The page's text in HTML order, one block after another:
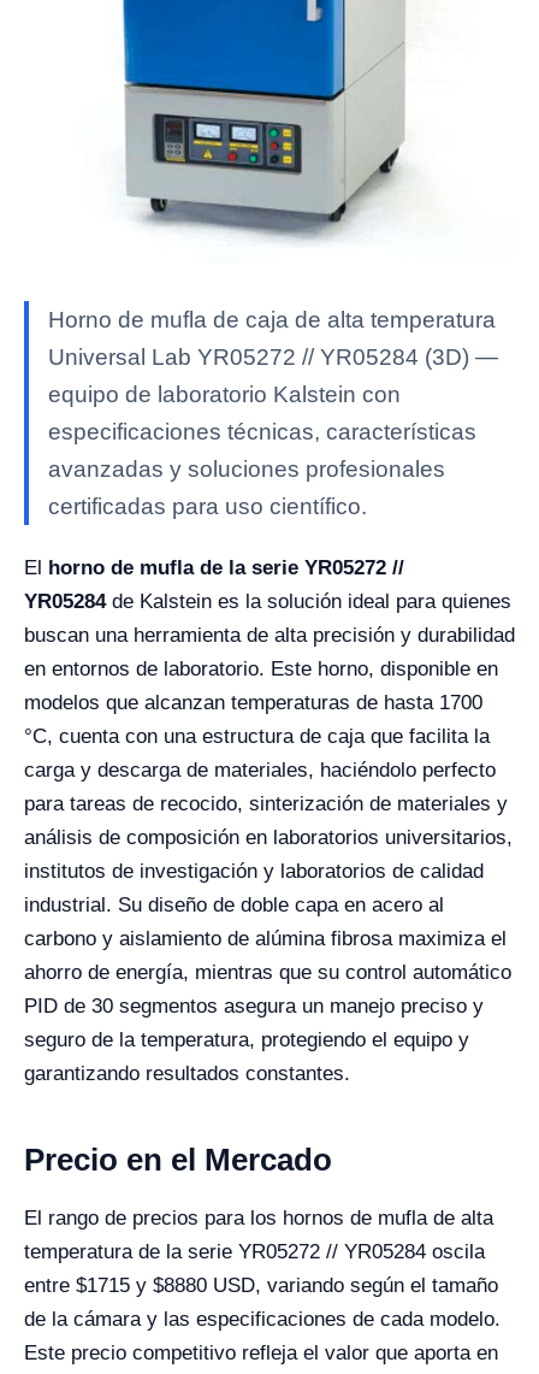
Horno de mufla de caja de alta temperatura
Universal Lab YR05272 // YR05284 (3D) —
equipo de laboratorio Kalstein con
especificaciones técnicas, características
avanzadas y soluciones profesionales
certificadas para uso científico.
El horno de mufla de la serie YR05272 //
YR05284 de Kalstein es la solución ideal para quienes
buscan una herramienta de alta precisión y durabilidad
en entornos de laboratorio. Este horno, disponible en
modelos que alcanzan temperaturas de hasta 1700
°C, cuenta con una estructura de caja que facilita la
carga y descarga de materiales, haciéndolo perfecto
para tareas de recocido, sinterización de materiales y
análisis de composición en laboratorios universitarios,
institutos de investigación y laboratorios de calidad
industrial. Su diseño de doble capa en acero al
carbono y aislamiento de alúmina fibrosa maximiza el
ahorro de energía, mientras que su control automático
PID de 30 segmentos asegura un manejo preciso y
seguro de la temperatura, protegiendo el equipo y
garantizando resultados constantes.
Precio en el Mercado
El rango de precios para los hornos de mufla de alta
temperatura de la serie YR05272 // YR05284 oscila
entre $1715 y $8880 USD, variando según el tamaño
de la cámara y las especificaciones de cada modelo.
Este precio competitivo refleja el valor que aporta en